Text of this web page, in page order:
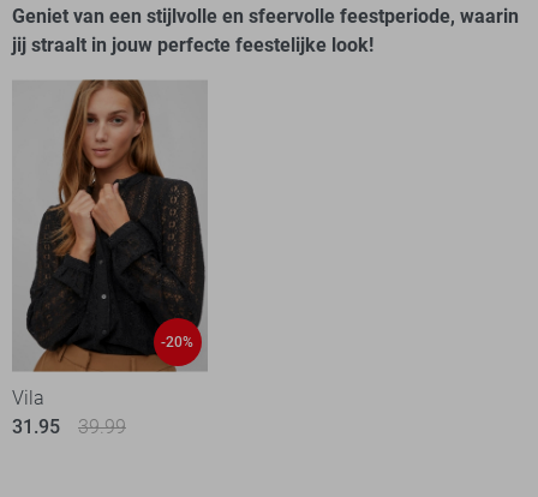
Geniet van een stijlvolle en sfeervolle feestperiode, waarin
jij straalt in jouw perfecte feestelijke look!
-20%
Vila
31.95
39.99